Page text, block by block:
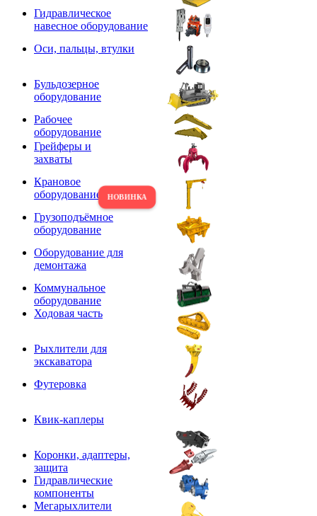
Гидравлическое
навесное оборудование
Оси, пальцы, втулки
Бульдозерное
оборудование
Рабочее
оборудование
Грейферы и
захваты
Крановое
оборудование
Грузоподъёмное
оборудование
Оборудование для
демонтажа
Коммунальное
оборудование
Ходовая часть
Рыхлители для
экскаватора
Футеровка
Квик-каплеры
Коронки, адаптеры,
защита
Гидравлические
компоненты
Мегарыхлители